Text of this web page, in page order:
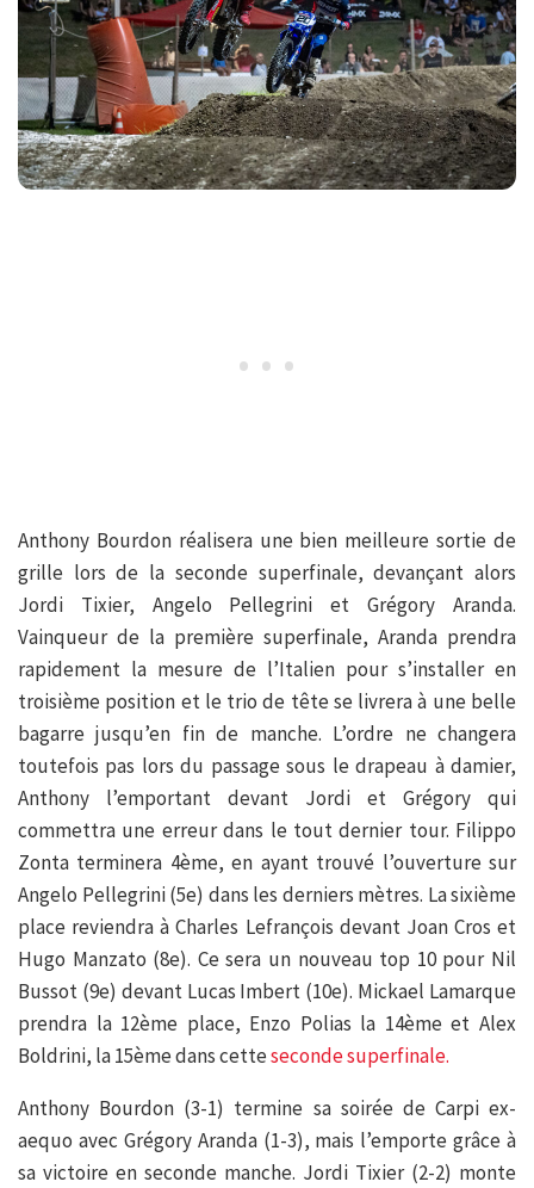
Anthony Bourdon réalisera une bien meilleure sortie de
grille lors de la seconde superfinale, devançant alors
Jordi Tixier, Angelo Pellegrini et Grégory Aranda.
Vainqueur de la première superfinale, Aranda prendra
rapidement la mesure de l’Italien pour s’installer en
troisième position et le trio de tête se livrera à une belle
bagarre jusqu’en fin de manche. L’ordre ne changera
toutefois pas lors du passage sous le drapeau à damier,
Anthony l’emportant devant Jordi et Grégory qui
commettra une erreur dans le tout dernier tour. Filippo
Zonta terminera 4ème, en ayant trouvé l’ouverture sur
Angelo Pellegrini (5e) dans les derniers mètres. La sixième
place reviendra à Charles Lefrançois devant Joan Cros et
Hugo Manzato (8e). Ce sera un nouveau top 10 pour Nil
Bussot (9e) devant Lucas Imbert (10e). Mickael Lamarque
prendra la 12ème place, Enzo Polias la 14ème et Alex
Boldrini, la 15ème dans cetteseconde superfinale.
Anthony Bourdon (3-1) termine sa soirée de Carpi ex-
aequo avec Grégory Aranda (1-3), mais l’emporte grâce à
sa victoire en seconde manche. Jordi Tixier (2-2) monte